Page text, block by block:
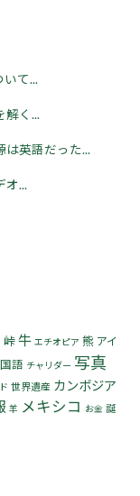
て...
解く...
は英語だった...
オ...
峠牛 エチオピア 熊 アイ
語 チャリダー 写真
世界遺産 カンボジア
羊 メキシコ お金 誕